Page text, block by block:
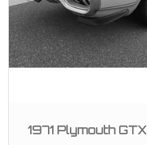
1971 Plymouth GTX